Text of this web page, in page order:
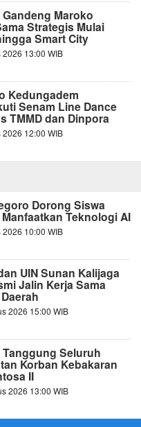
Maroko
Strategis Mulai
Smart City
13:00 WIB
Kedungadem
Senam Line Dance
TMMD dan Dinpora
12:00 WIB
Dorong Siswa
Teknologi AI
10:00 WIB
UIN Sunan Kalijaga
Jalin Kerja Sama
2026 15:00 WIB
Seluruh
Korban Kebakaran
II
2026 13:00 WIB